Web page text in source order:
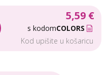
5,59 €
s kodomCOLORS
Kod upišite u košaricu